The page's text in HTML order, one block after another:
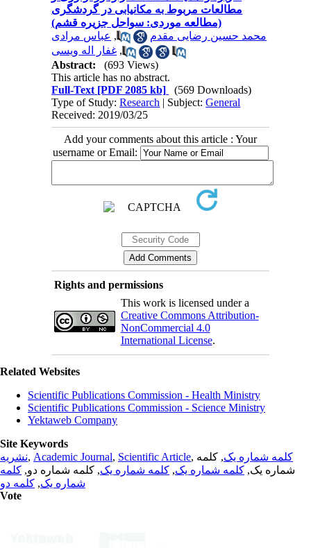
مطالعات مربوط به مکانیابی در گردشگری
(مطالعه موردی: سواحل جزیره قشم)
محمد حسین رضایی مقدم
, عباس مرادی
, غفار اله ویسی
Abstract:
(693 Views)
This article has no abstract.
Full-Text [PDF 2085 kb]
(569 Downloads)
Type of Study:Research | Subject:General
Received: 2019/03/25
Add your comments about this article : Your
username or Email:
Rights and permissions
This work is licensed under a
Creative Commons Attribution-
NonCommercial 4.0
International License.
Related Websites
Scientific Publications Commission - Health Ministry
Scientific Publications Commission - Science Ministry
Yektaweb Company
Site Keywords
نشریه, Academic Journal, Scientific Article, کلمه شماره یک, کلمه
شماره یک, کلمه شماره یک, کلمه شماره یک, کلمه شماره دو, کلمه
شماره یک, کلمه دو
Vote